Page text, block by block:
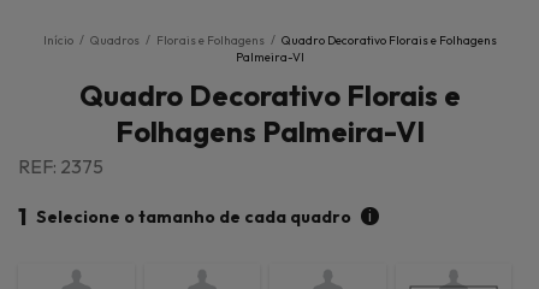
Início / Quadros / Florais e Folhagens / Quadro Decorativo Florais e Folhagens
Palmeira-VI
Quadro Decorativo Florais e
Folhagens Palmeira-VI
REF: 2375
1 Selecione o tamanho de cada quadro i